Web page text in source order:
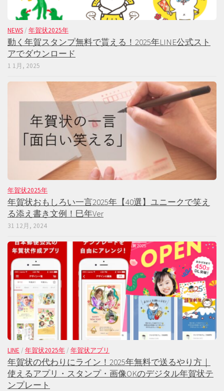
NEWS / 年賀状2025年
動く年賀スタンプ無料で貰える！2025年LINE公式スト
アでダウンロード
1 1月, 2025
年賀状2025年
年賀状おもしろい一言2025年【40選】ユニークで笑え
る添え書き文例！巳年Ver
31 12月, 2024
LINE / 年賀状2025年 / 年賀状アプリ
年賀状の代わりにライン！2025年無料で送るやり方｜
使えるアプリ・スタンプ・画像OKのデジタル年賀状テ
ンプレート